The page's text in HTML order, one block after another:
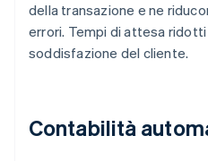
della transazione e ne
errori. Tempi di attesa
soddisfazione del cliente.
Contabilità